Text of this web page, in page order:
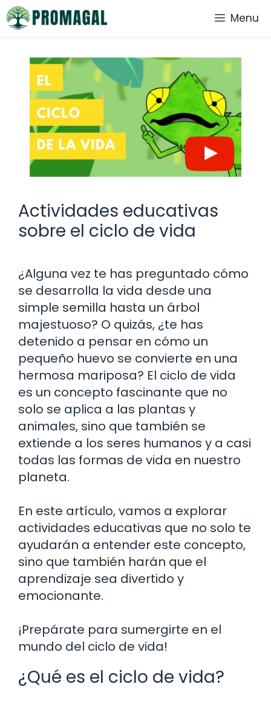
Saltar
al
Menu
Actividades educativas
sobre el ciclo de vida
¿Alguna vez te has preguntado cómo
se desarrolla la vida desde una
simple semilla hasta un árbol
majestuoso? O quizás, ¿te has
detenido a pensar en cómo un
pequeño huevo se convierte en una
hermosa mariposa? El ciclo de vida
es un concepto fascinante que no
solo se aplica a las plantas y
animales, sino que también se
extiende a los seres humanos y a casi
todas las formas de vida en nuestro
planeta.
En este artículo, vamos a explorar
actividades educativas que no solo te
ayudarán a entender este concepto,
sino que también harán que el
aprendizaje sea divertido y
emocionante.
¡Prepárate para sumergirte en el
mundo del ciclo de vida!
¿Qué es el ciclo de vida?